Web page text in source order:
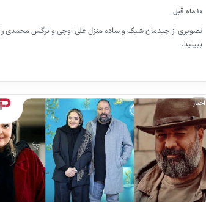
۱۰ ماه قبل
تصویری از چیدمان شیک و ساده منزل علی اوجی و نرگس محمدی را
ببینید.
اخبار